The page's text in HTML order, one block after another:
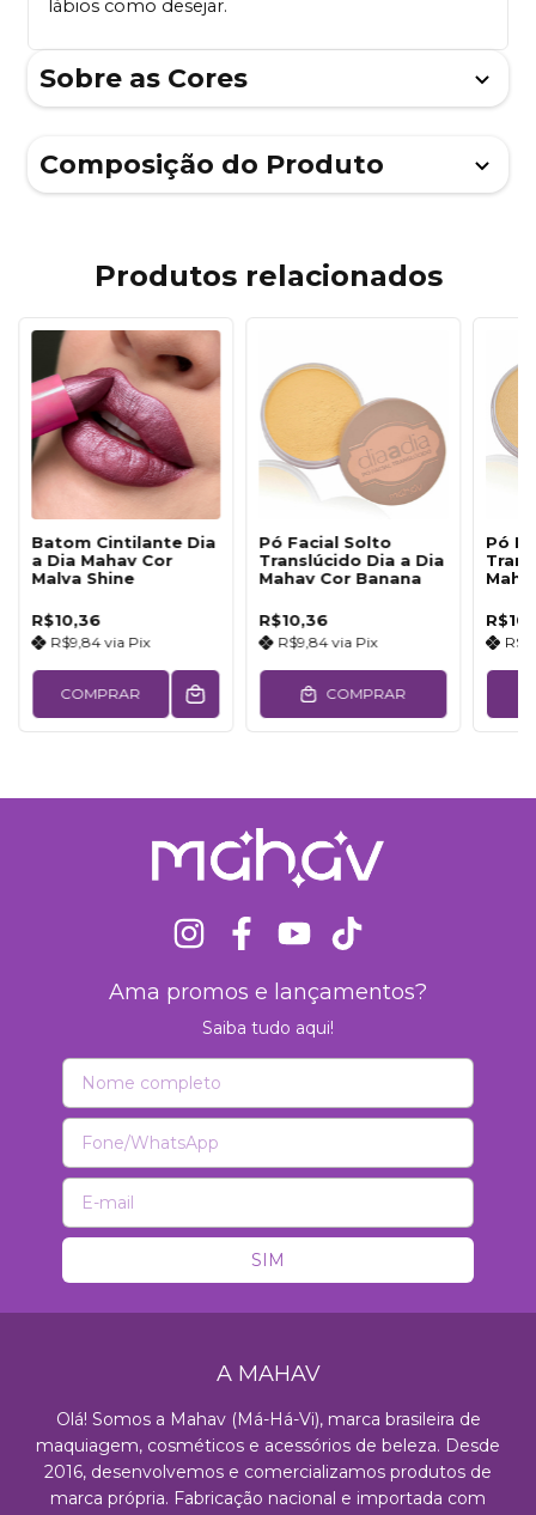
lábios como desejar.
Sobre as Cores
Composição do Produto
Produtos relacionados
Batom Cintilante Dia
a Dia Mahav Cor
Malva Shine
R$10,36
R$9,84via Pix
COMPRAR
Pó Facial Solto
Translúcido Dia a Dia
Mahav Cor Banana
R$10,36
R$9,84via Pix
COMPRAR
Pó
Ama promos e lançamentos?
Saiba tudo aqui!
A MAHAV
Olá! Somos a Mahav (Má-Há-Vi), marca brasileira de
maquiagem, cosméticos e acessórios de beleza. Desde
2016, desenvolvemos e comercializamos produtos de
marca própria. Fabricação nacional e importada com